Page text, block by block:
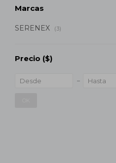
Marcas
SERENEX (3)
Precio ($)